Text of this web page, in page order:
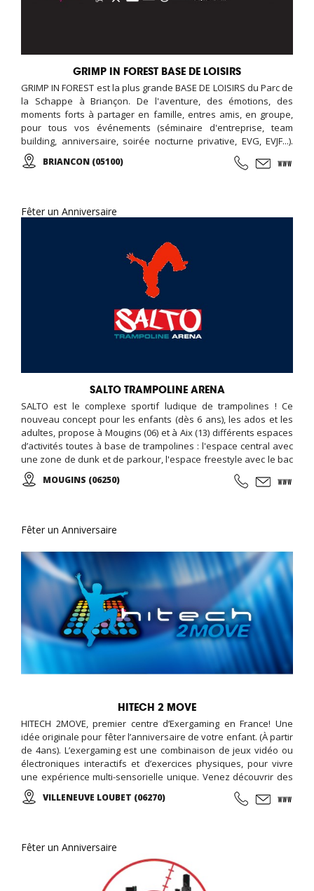
GRIMP IN FOREST BASE DE LOISIRS
GRIMP IN FOREST est la plus grande BASE DE LOISIRS du Parc de
la Schappe à Briançon. De l'aventure, des émotions, des
moments forts à partager en famille, entres amis, en groupe,
pour tous vos événements (séminaire d'entreprise, team
building, anniversaire, soirée nocturne privative, EVG, EVJF...).
Ouverte toute l'année, de multiples activités vous sont
proposées : Accrobranche, Paintball, Tag Archery (Tir à l'arc),
indices), Biathlon...
BRIANCON (05100)
Fêter un Anniversaire
SALTO TRAMPOLINE ARENA
SALTO est le complexe sportif ludique de trampolines ! Ce
nouveau concept pour les enfants (dès 6 ans), les ados et les
adultes, propose à Mougins (06) et à Aix (13) différents espaces
d’activités toutes à base de trampolines : l'espace central avec
une zone de dunk et de parkour, l'espace freestyle avec le bac
à mousse et l'airbag, le terrain de dodgeball, la pro zone avec
son mur incliné. Des cours (parkour, trampoline, fitness) sont
séminaire entreprise...
MOUGINS (06250)
Fêter un Anniversaire
HITECH 2 MOVE
HITECH 2MOVE, premier centre d’Exergaming en France! Une
idée originale pour fêter l’anniversaire de votre enfant. (À partir
de 4ans). L’exergaming est une combinaison de jeux vidéo ou
électroniques interactifs et d’exercices physiques, pour vivre
une expérience multi-sensorielle unique. Venez découvrir des
nouvelles activités ludiques et tester le parcours interactif pour
se dépenser sans y penser ! Sol et mur lumineux, courses de
jamais été aussi amusant !
VILLENEUVE LOUBET (06270)
Fêter un Anniversaire